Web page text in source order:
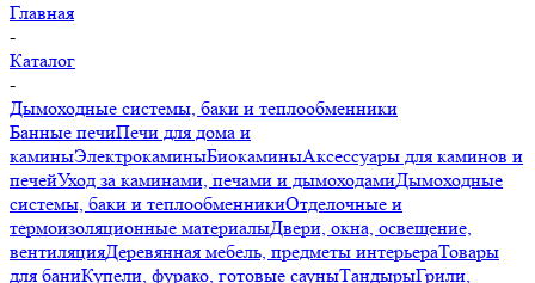
Главная
-
Каталог
-
Дымоходные системы, баки и теплообменники
Банные печиПечи для дома и
каминыЭлектрокаминыБиокаминыАксессуары для каминов и
печейУход за каминами, печами и дымоходамиДымоходные
системы, баки и теплообменникиОтделочные и
термоизоляционные материалыДвери, окна, освещение,
вентиляцияДеревянная мебель, предметы интерьераТовары
для баниКупели, фурако, готовые сауныТандырыГрили,